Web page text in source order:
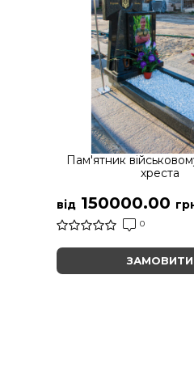
Пам'ятник
хреста
від150000.00
0
ЗАМОВИТИ